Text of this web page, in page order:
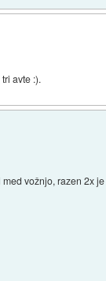
avte :).
vožnjo, razen 2x